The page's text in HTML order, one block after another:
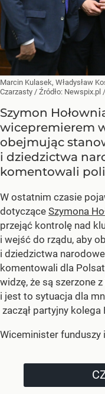
Marcin Kulasek, Władysław
Czarzasty / Źródło: Newspix.pl /
Szymon
wicepremierem
obejmując
i dziedzictwa
komentowali
W ostatnim czasie
dotyczące Szymona
przejąć kontrolę nad
i wejść do rządu, aby
i dziedzictwa
komentowali dla
widzę, że są szerzone
i jest to sytuacja dla
zaczął partyjny kolega
Wiceminister funduszy